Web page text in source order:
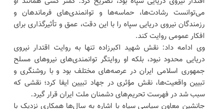
می‌توانست رشادت‌ها، حماسه‌ها و توانمندی‌های فرماندهان و
رزمندگان نیروی دریایی سپاه را با این دقت، عمق و تأثیرگذاری برای
افکار عمومی روایت کند.
وی ادامه داد: نقش شهید اکبرزاده تنها به روایت اقتدار نیروی
دریایی محدود نبود، بلکه او روایتگر توانمندی‌های نیرو‌های مسلح
جمهوری اسلامی ایران در عرصه‌های مختلف بود و با روشنگری و
تبیین واقعیت‌ها، نقش مؤثری در جهاد تبیین ایفا کرد؛ نقشی که
سبب شد در فهرست تحریم‌های دشمنان ملت ایران قرار گیرد.
جانشین معاون سیاسی سپاه با اشاره به سال‌ها همکاری نزدیک با